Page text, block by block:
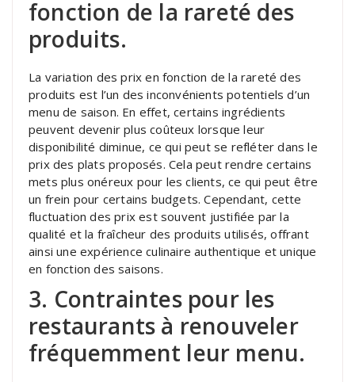
fonction de la rareté des
produits.
La variation des prix en fonction de la rareté des
produits est l’un des inconvénients potentiels d’un
menu de saison. En effet, certains ingrédients
peuvent devenir plus coûteux lorsque leur
disponibilité diminue, ce qui peut se refléter dans le
prix des plats proposés. Cela peut rendre certains
mets plus onéreux pour les clients, ce qui peut être
un frein pour certains budgets. Cependant, cette
fluctuation des prix est souvent justifiée par la
qualité et la fraîcheur des produits utilisés, offrant
ainsi une expérience culinaire authentique et unique
en fonction des saisons.
3. Contraintes pour les
restaurants à renouveler
fréquemment leur menu.